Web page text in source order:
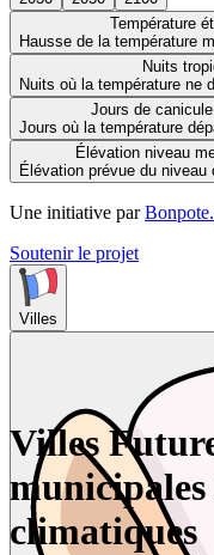
Température
Hausse de la température
Nuits
Nuits où la température ne
Jours de canicule
Jours où la température
Élévation niveau
Élévation prévue du niveau
Une initiative par
Soutenir le projet
Villes
Villes
climatiques